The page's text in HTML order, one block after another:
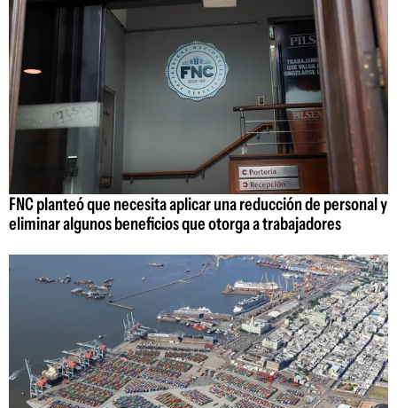
FNC planteó que necesita aplicar una reducción de personal y
eliminar algunos beneficios que otorga a trabajadores